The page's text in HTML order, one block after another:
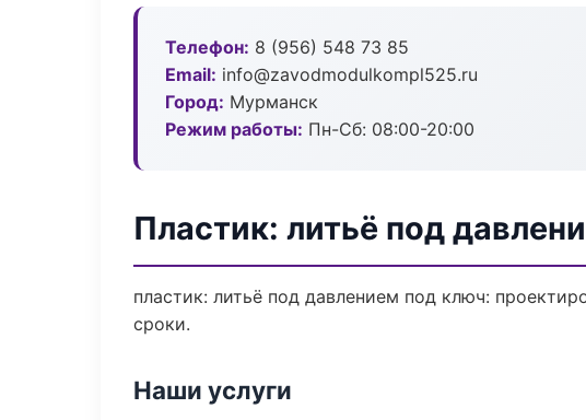
Телефон: 8 (956) 548 73 85
Email: info@zavodmodulkompl525.ru
Город: Мурманск
Режим работы: Пн-Сб: 08:00-20:00
Пластик: литьё под
пластик: литьё под давлением под ключ:
сроки.
Наши услуги